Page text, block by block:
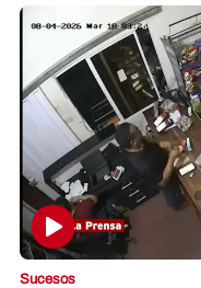
Sucesos